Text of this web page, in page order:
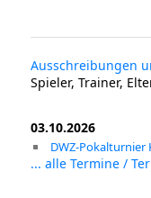
Ausschreibungen
Spieler, Trainer,
03.10.2026
DWZ-Pokalturnier
... alle Termine /